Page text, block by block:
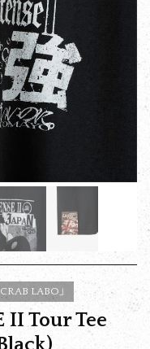
LABO」
II Tour Tee